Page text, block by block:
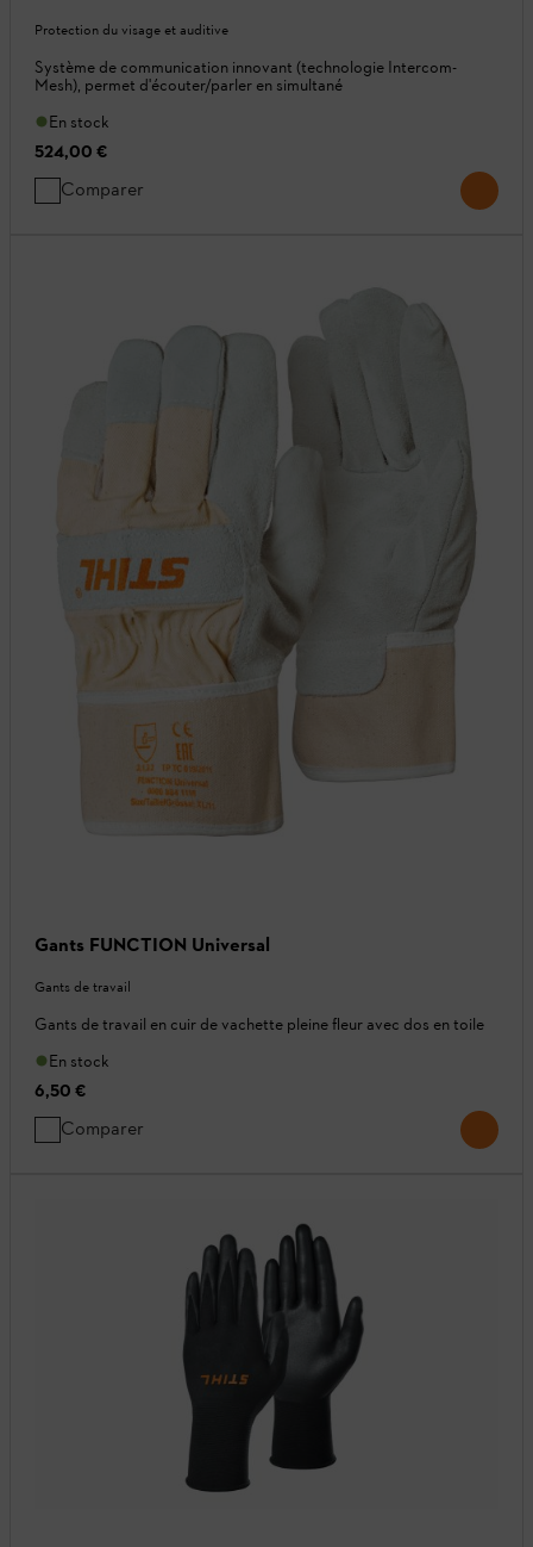
Protection du visage et auditive
Système de communication innovant (technologie Intercom-
Mesh), permet d'écouter/parler en simultané
En stock
524,00 €
Comparer
Gants FUNCTION Universal
Gants de travail
Gants de travail en cuir de vachette pleine fleur avec dos en toile
En stock
6,50 €
Comparer